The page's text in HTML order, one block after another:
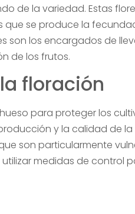
de la variedad. Estas
que se produce la
son los encargados de
de los frutos.
floración
para proteger los
y la calidad de la
son particularmente
medidas de control